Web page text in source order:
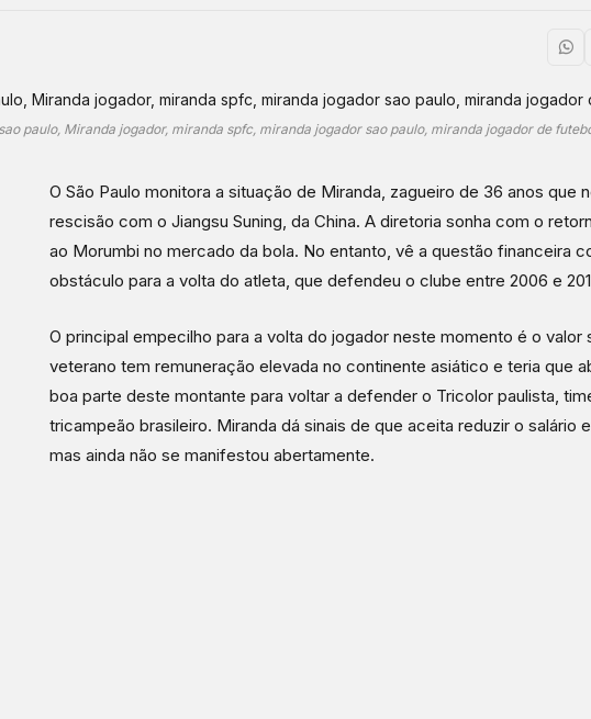
paulo, Miranda jogador, miranda spfc, miranda jogador sao paulo, miranda jogador de
O São Paulo monitora a situação de Miranda, zagueiro de 36 anos que
rescisão com o Jiangsu Suning, da China. A diretoria sonha com o
ao Morumbi no mercado da bola. No entanto, vê a questão financeira
obstáculo para a volta do atleta, que defendeu o clube entre 2006 e
O principal empecilho para a volta do jogador neste momento é o valor
veterano tem remuneração elevada no continente asiático e teria que
boa parte deste montante para voltar a defender o Tricolor paulista,
tricampeão brasileiro. Miranda dá sinais de que aceita reduzir o salário
mas ainda não se manifestou abertamente.